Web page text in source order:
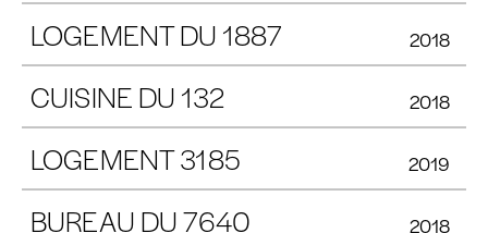
LOGEMENT DU 1887 2018
CUISINE DU 132 2018
LOGEMENT 3185 2019
BUREAU DU 7640 2018